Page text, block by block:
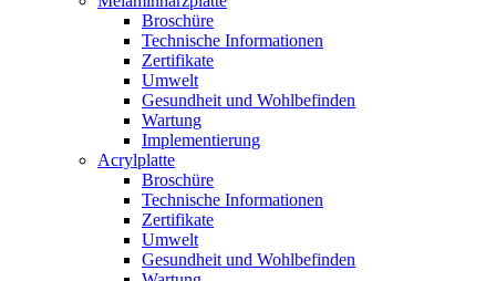
Broschüre
Technische Informationen
Zertifikate
Umwelt
Gesundheit und Wohlbefinden
Wartung
Implementierung
Acrylplatte
Broschüre
Technische Informationen
Zertifikate
Umwelt
Gesundheit und Wohlbefinden